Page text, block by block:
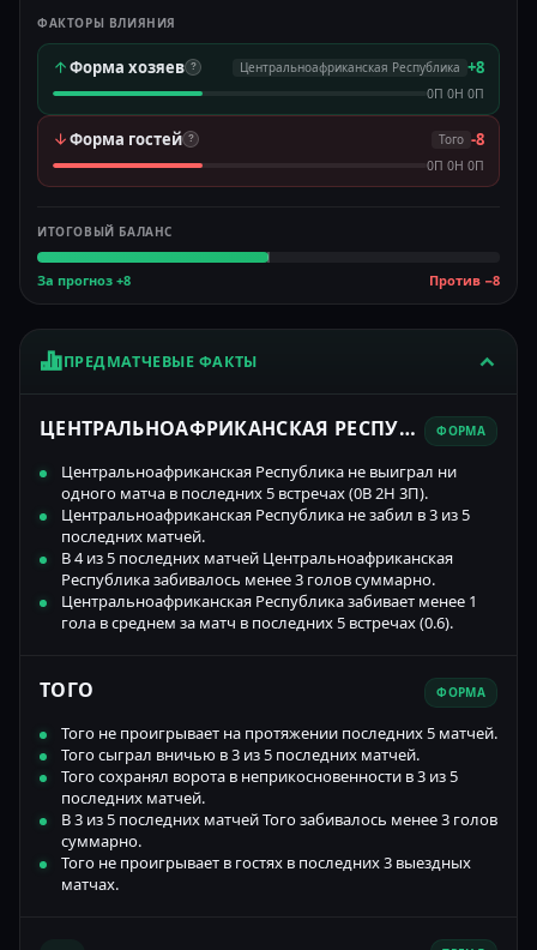
ФАКТОРЫ ВЛИЯНИЯ
Форма хозяев ? Центральноафриканская Республика +8
0П 0Н 0П
Форма гостей ? Того -8
0П 0Н 0П
ИТОГОВЫЙ БАЛАНС
За прогноз +8 Против −8
ПРЕДМАТЧЕВЫЕ ФАКТЫ
ЦЕНТРАЛЬНОАФРИКАНСКАЯ РЕСПУБЛИКА ФОРМА
Центральноафриканская Республика не выиграл ни
одного матча в последних 5 встречах (0В 2Н 3П).
Центральноафриканская Республика не забил в 3 из 5
последних матчей.
В 4 из 5 последних матчей Центральноафриканская
Республика забивалось менее 3 голов суммарно.
Центральноафриканская Республика забивает менее 1
гола в среднем за матч в последних 5 встречах (0.6).
ТОГО ФОРМА
Того не проигрывает на протяжении последних 5 матчей.
Того сыграл вничью в 3 из 5 последних матчей.
Того сохранял ворота в неприкосновенности в 3 из 5
последних матчей.
В 3 из 5 последних матчей Того забивалось менее 3 голов
суммарно.
Того не проигрывает в гостях в последних 3 выездных
матчах.